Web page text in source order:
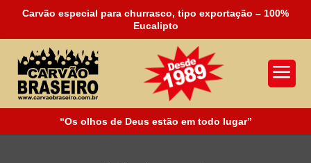
Carvão especial para churrasco, tipo exportação – 100%
Eucalipto
a
“Os olhos de Deus estão em todo lugar”